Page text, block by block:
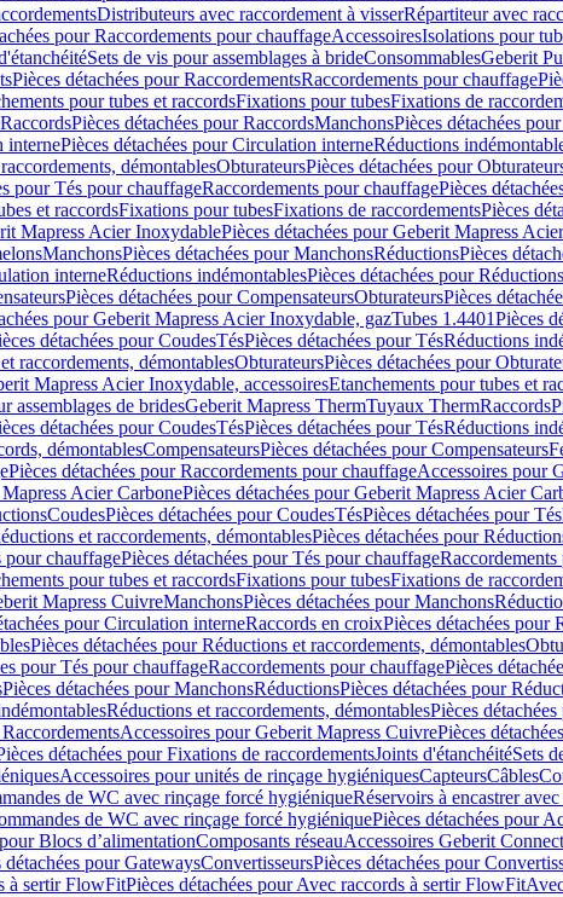
Distributeurs avec raccordement à visserRépartiteur avec
pour Raccordements pour chauffageAccessoiresIsolations pour
Sets de vis pour assemblages à brideConsommablesGeberit
Pièces détachées pour RaccordementsRaccordements pour chauffage
pour tubes et raccordsFixations pour tubesFixations de
RaccordsPièces détachées pour RaccordsManchonsPièces détachées
internePièces détachées pour Circulation interneRéductions
démontablesObturateursPièces détachées pour
pour Tés pour chauffageRaccordements pour chauffagePièces
et raccordsFixations pour tubesFixations de raccordementsPièces
Mapress Acier InoxydablePièces détachées pour Geberit Mapress
ManchonsPièces détachées pour ManchonsRéductionsPièces
interneRéductions indémontablesPièces détachées pour
Pièces détachées pour CompensateursObturateursPièces
pour Geberit Mapress Acier Inoxydable, gazTubes 1.4401Pièces
détachées pour CoudesTésPièces détachées pour TésRéductions
raccordements, démontablesObturateursPièces détachées pour
Mapress Acier Inoxydable, accessoiresEtanchements pour tubes et
assemblages de bridesGeberit Mapress ThermTuyaux ThermRaccords
détachées pour CoudesTésPièces détachées pour TésRéductions
démontablesCompensateursPièces détachées pour Compensateurs
Pièces détachées pour Raccordements pour chauffageAccessoires pour
Acier CarbonePièces détachées pour Geberit Mapress Acier
CoudesPièces détachées pour CoudesTésPièces détachées pour Tés
et raccordements, démontablesPièces détachées pour
pour chauffagePièces détachées pour Tés pour chauffage
pour tubes et raccordsFixations pour tubesFixations de
Mapress CuivreManchonsPièces détachées pour Manchons
pour Circulation interneRaccords en croixPièces détachées pour
Pièces détachées pour Réductions et raccordements, démontables
pour Tés pour chauffageRaccordements pour chauffagePièces
Pièces détachées pour ManchonsRéductionsPièces détachées pour
Réductions et raccordements, démontablesPièces
Accessoires pour Geberit Mapress CuivrePièces
détachées pour Fixations de raccordementsJoints d'étanchéitéSets
Accessoires pour unités de rinçage hygiéniquesCapteursCâbles
de WC avec rinçage forcé hygiéniqueRéservoirs à encastrer
de WC avec rinçage forcé hygiéniquePièces détachées pour
Blocs d’alimentationComposants réseauAccessoires Geberit
détachées pour GatewaysConvertisseursPièces détachées pour
à sertir FlowFitPièces détachées pour Avec raccords à sertir FlowFit